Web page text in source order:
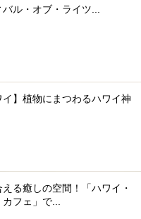
バル・オブ・ライツ...
イ】植物にまつわるハワイ神
る癒しの空間！「ハワイ・
カフェ」で...